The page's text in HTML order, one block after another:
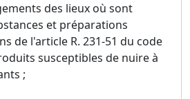
des lieux où sont
et préparations
de l'article R. 231-51 du code
susceptibles de nuire à
;